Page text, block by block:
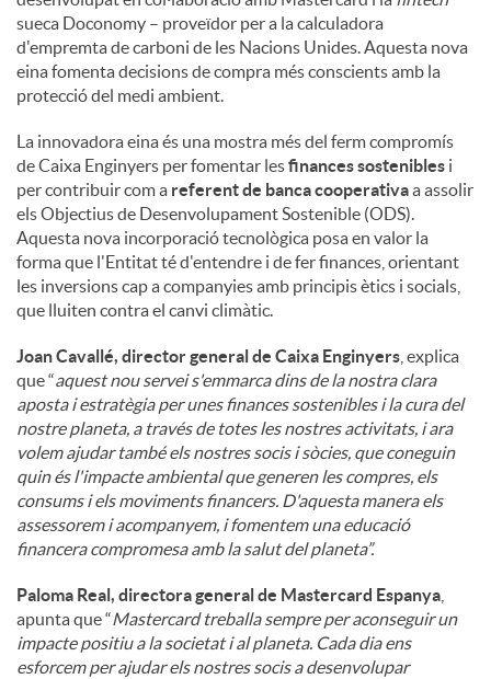
sueca Doconomy – proveïdor per a la calculadora
d'empremta de carboni de les Nacions Unides. Aquesta nova
eina fomenta decisions de compra més conscients amb la
protecció del medi ambient.
La innovadora eina és una mostra més del ferm compromís
de Caixa Enginyers per fomentar lesfinances sostenibles i
per contribuir com a referent de banca cooperativaa assolir
els Objectius de Desenvolupament Sostenible (ODS).
Aquesta nova incorporació tecnològica posa en valor la
forma que l'Entitat té d'entendre i de fer finances, orientant
les inversions cap a companyies amb principis ètics i socials,
que lluiten contra el canvi climàtic.
Joan Cavallé, director general de Caixa Enginyers , explica
que “aquest nou servei s'emmarca dins de la nostra clara
aposta i estratègia per unes finances sostenibles i la cura del
nostre planeta, a través de totes les nostres activitats, i ara
volem ajudar també els nostres socis i sòcies, que coneguin
quin és l'impacte ambiental que generen les compres, els
consums i els moviments financers. D'aquesta manera els
assessorem i acompanyem, i fomentem una educació
financera compromesa amb la salut del planeta”.
Paloma Real, directora general de Mastercard Espanya
apunta que “Mastercard treballa sempre per aconseguir un
impacte positiu a la societat i al planeta. Cada dia ens
esforcem per ajudar els nostres socis a desenvolupar